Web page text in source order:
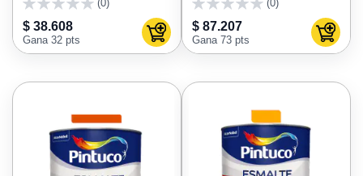
(0)
$ 38.608
Gana 32 pts Agregar al carrito
(0)
$ 87.207
Gana 73 pts